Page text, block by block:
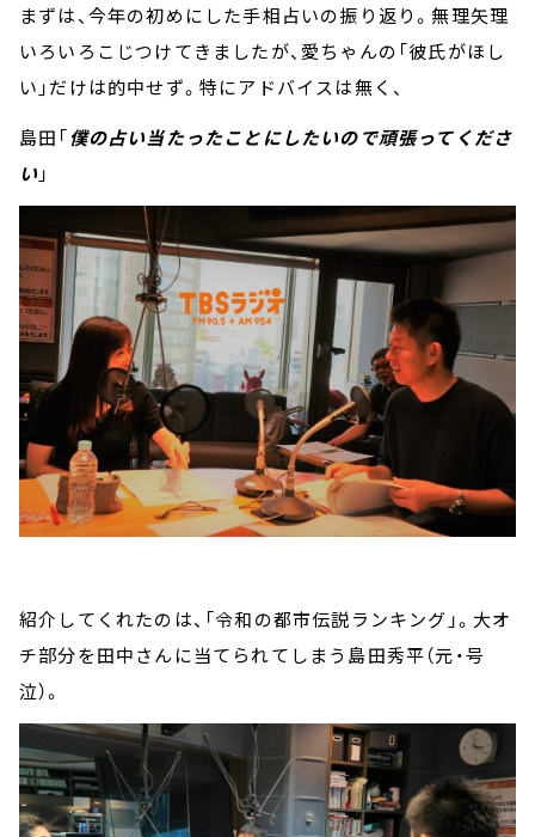
まずは、今年の初めにした手相占いの振り返り。無理矢理
いろいろこじつけてきましたが、愛ちゃんの「彼氏がほし
い」だけは的中せず。特にアドバイスは無く、
島田「僕の占い当たったことにしたいので頑張ってくださ
い 」
紹介してくれたのは、「令和の都市伝説ランキング」。大オ
チ部分を田中さんに当てられてしまう島田秀平（元・号
泣）。